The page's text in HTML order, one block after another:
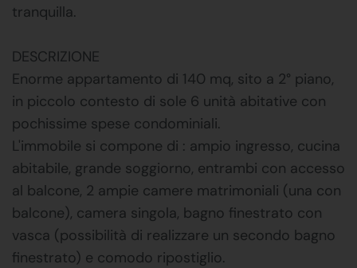
tranquilla.
DESCRIZIONE
Enorme appartamento di 140 mq, sito a 2° piano,
in piccolo contesto di sole 6 unità abitative con
pochissime spese condominiali.
L'immobile si compone di : ampio ingresso, cucina
abitabile, grande soggiorno, entrambi con accesso
al balcone, 2 ampie camere matrimoniali (una con
balcone), camera singola, bagno finestrato con
vasca (possibilità di realizzare un secondo bagno
finestrato) e comodo ripostiglio.